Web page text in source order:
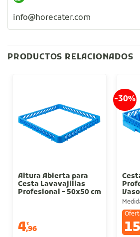
info@horecater.com
PRODUCTOS RELACIONADOS
Altura Abierta para
Cesta Lavavajillas
Profesional - 50x50 cm
4€
,96
-30%
15